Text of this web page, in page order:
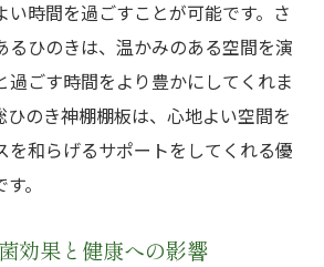
い時間を過ごすことが可能です。さ
るひのきは、温かみのある空間を演
過ごす時間をより豊かにしてくれま
ひのき神棚棚板は、心地よい空間を
を和らげるサポートをしてくれる優
。
効果と健康への影響